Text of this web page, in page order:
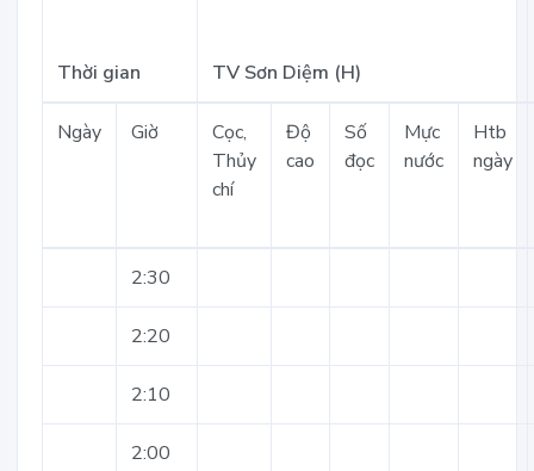
Thời gian TV Sơn Diệm (H)
Ngày Giờ
Cọc,
Thủy
chí
Độ
cao
Số
đọc
Mực
nước
Htb
ngày
2:30
2:20
2:10
2:00